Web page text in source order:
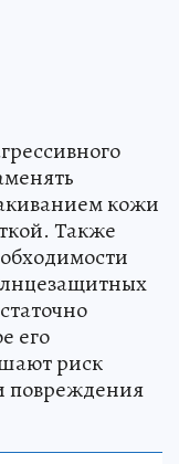
кожи
Также
его
риск
повреждения